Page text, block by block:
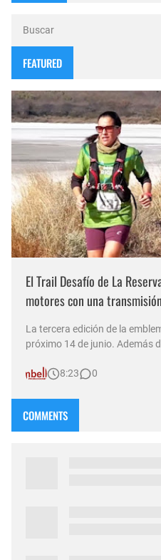
FEATURED
El Trail Desafío de La
motores con una
La tercera edición de la
próximo 14 de junio. Además
del canal de streaming
8:23 0
COMMENTS